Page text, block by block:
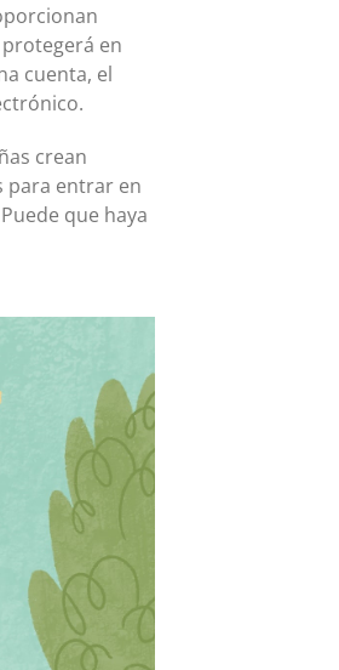
en
cuenta, el
crean
para entrar en
que haya